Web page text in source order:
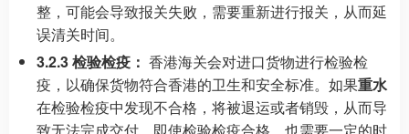
整，可能会导致报关失败，需要重新进行报关，从而延
误清关时间。
3.2.3 检验检疫： 香港海关会对进口货物进行检验检
疫，以确保货物符合香港的卫生和安全标准。如果重水
在检验检疫中发现不合格，将被退运或者销毁，从而导